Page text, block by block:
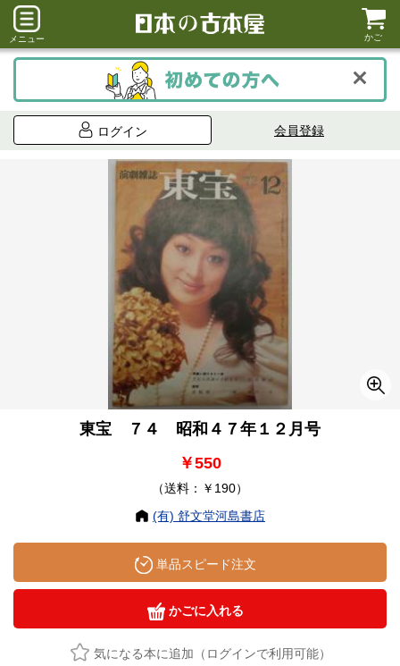
メニュー かご
ログイン 会員登録
東宝 ７４ 昭和４７年１２月号
￥550
（送料：￥190）
(有) 舒文堂河島書店
単品スピード注文
かごに入れる
気になる本に追加（ログインで利用可能）